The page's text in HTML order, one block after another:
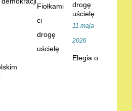
drogę
uścielę
11 maja
2026
Elegia o